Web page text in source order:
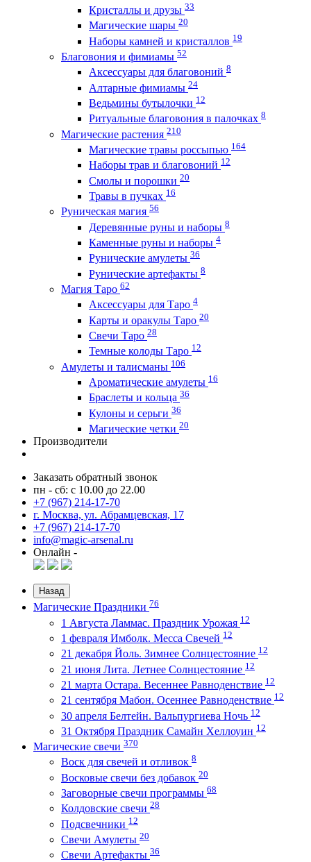
Кристаллы и друзы 33
Магические шары 20
Наборы камней и кристаллов 19
Благовония и фимиамы 52
Аксессуары для благовоний 8
Алтарные фимиамы 24
Ведьмины бутылочки 12
Ритуальные благовония в палочках 8
Магические растения 210
Магические травы россыпью 164
Наборы трав и благовоний 12
Смолы и порошки 20
Травы в пучках 16
Руническая магия 56
Деревянные руны и наборы 8
Каменные руны и наборы 4
Рунические амулеты 36
Рунические артефакты 8
Магия Таро 62
Аксессуары для Таро 4
Карты и оракулы Таро 20
Свечи Таро 28
Темные колоды Таро 12
Амулеты и талисманы 106
Ароматические амулеты 16
Браслеты и кольца 36
Кулоны и серьги 36
Магические четки 20
Производители
Заказать обратный звонок
пн - сб: с 10.00 до 22.00
+7 (967) 214-17-70
г. Москва, ул. Абрамцевская, 17
+7 (967) 214-17-70
info@magic-arsenal.ru
Онлайн -
Назад
Магические Праздники 76
1 Августа Ламмас. Праздник Урожая 12
1 февраля Имболк. Месса Свечей 12
21 декабря Йоль. Зимнее Солнцестояние 12
21 июня Лита. Летнее Солнцестояние 12
21 марта Остара. Весеннее Равноденствие 12
21 сентября Мабон. Осеннее Равноденствие 12
30 апреля Белтейн. Вальпургиева Ночь 12
31 Октября Праздник Самайн Хеллоуин 12
Магические свечи 370
Воск для свечей и отливок 8
Восковые свечи без добавок 20
Заговорные свечи программы 68
Колдовские свечи 28
Подсвечники 12
Свечи Амулеты 20
Свечи Артефакты 36